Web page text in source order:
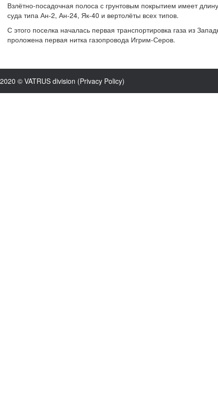
Взлётно-посадочная полоса с грунтовым покрытием имеет
суда типа Ан-2, Ан-24, Як-40 и вертолёты всех типов.
С этого поселка началась первая транспортировка газа из
проложена первая нитка газопровода Игрим-Серов.
2020 © VATRUS division (Privacy Policy)